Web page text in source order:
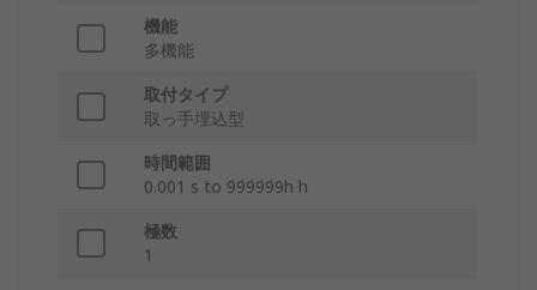
機能
多機能
取付タイプ
取っ手埋込型
時間範囲
0.001 s to 999999h h
極数
1